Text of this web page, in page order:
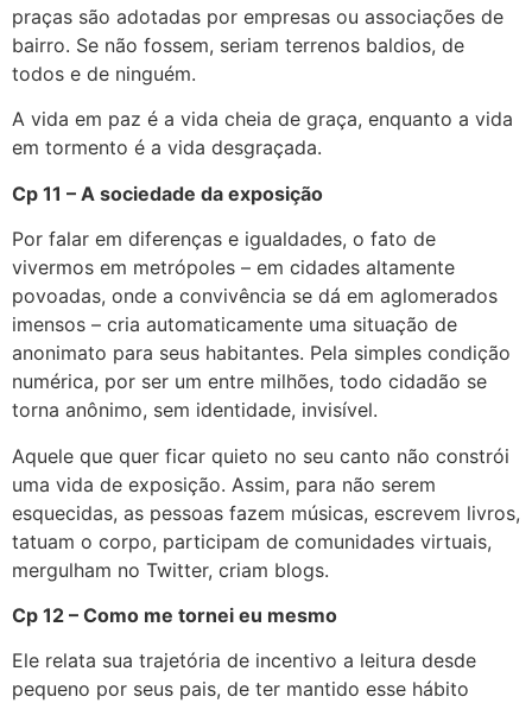
praças são adotadas por empresas ou associações de
bairro. Se não fossem, seriam terrenos baldios, de
todos e de ninguém.
A vida em paz é a vida cheia de graça, enquanto a vida
em tormento é a vida desgraçada.
Cp 11 – A sociedade da exposição
Por falar em diferenças e igualdades, o fato de
vivermos em metrópoles – em cidades altamente
povoadas, onde a convivência se dá em aglomerados
imensos – cria automaticamente uma situação de
anonimato para seus habitantes. Pela simples condição
numérica, por ser um entre milhões, todo cidadão se
torna anônimo, sem identidade, invisível.
Aquele que quer ficar quieto no seu canto não constrói
uma vida de exposição. Assim, para não serem
esquecidas, as pessoas fazem músicas, escrevem livros,
tatuam o corpo, participam de comunidades virtuais,
mergulham no Twitter, criam blogs.
Cp 12 – Como me tornei eu mesmo
Ele relata sua trajetória de incentivo a leitura desde
pequeno por seus pais, de ter mantido esse hábito